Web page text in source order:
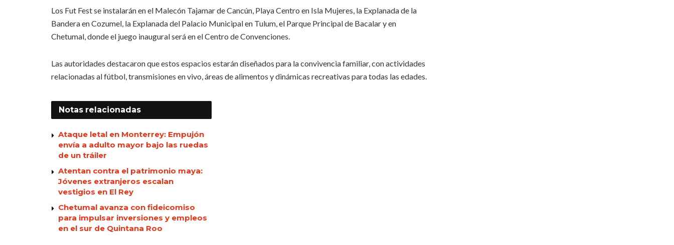
Los Fut Fest se instalarán en el Malecón Tajamar de Cancún, Playa Centro en Isla Mujeres, la Explanada de la
Bandera en Cozumel, la Explanada del Palacio Municipal en Tulum, el Parque Principal de Bacalar y en
Chetumal, donde el juego inaugural será en el Centro de Convenciones.
Las autoridades destacaron que estos espacios estarán diseñados para la convivencia familiar, con actividades
relacionadas al fútbol, transmisiones en vivo, áreas de alimentos y dinámicas recreativas para todas las edades.
Notas relacionadas
Ataque letal en Monterrey: Empujón
envía a adulto mayor bajo las ruedas
de un tráiler
Atentan contra el patrimonio maya:
Jóvenes extranjeros escalan
vestigios en El Rey
Chetumal avanza con fideicomiso
para impulsar inversiones y empleos
en el sur de Quintana Roo